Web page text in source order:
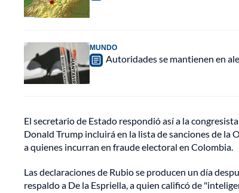
MUNDO
Autoridades se mantienen en
El secretario de Estado respondió así a la
Donald Trump incluirá en la lista de sanciones de
a quienes incurran en fraude electoral en Colombia.
Las declaraciones de Rubio se producen un día
respaldo a De la Espriella, a quien calificó de